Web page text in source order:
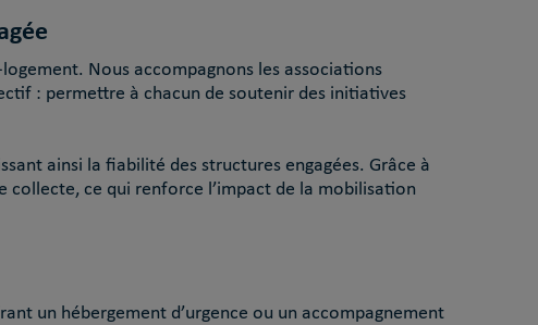
Nous accompagnons les associations
: permettre à chacun de soutenir des initiatives
ainsi la fiabilité des structures engagées. Grâce à
collecte, ce qui renforce l’impact de la mobilisation
un hébergement d’urgence ou un accompagnement